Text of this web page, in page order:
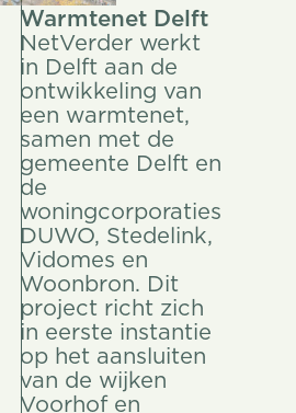
Warmtenet Delft
NetVerder werkt
in Delft aan de
ontwikkeling van
een warmtenet,
samen met de
gemeente Delft en
de
woningcorporaties
DUWO, Stedelink,
Vidomes en
Woonbron. Dit
project richt zich
in eerste instantie
op het aansluiten
van de wijken
Voorhof en